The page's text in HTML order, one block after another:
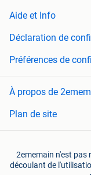
Aide et Info
Déclaration de
Préférences de
À propos de
Plan de site
2ememain n'est
découlant de